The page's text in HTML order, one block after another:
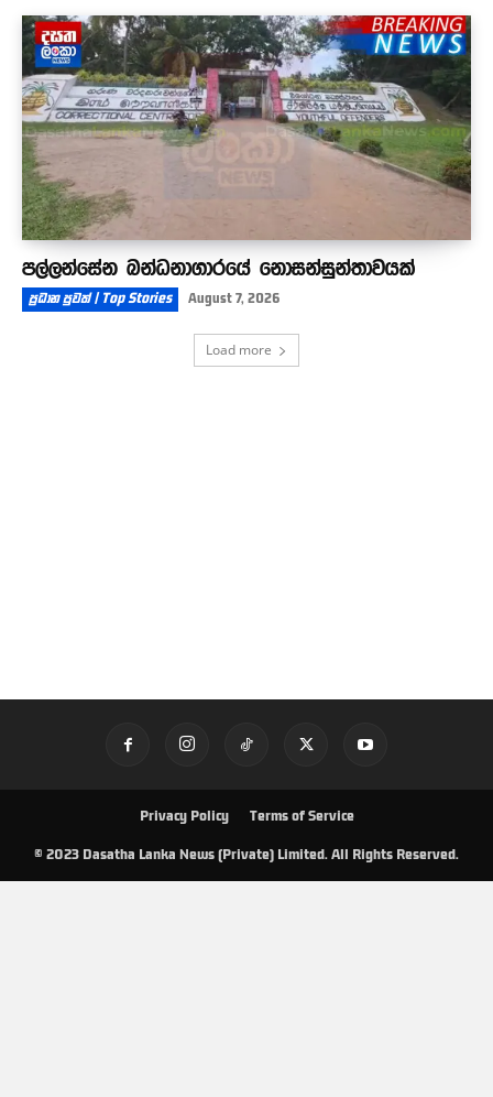
පල්ලන්සේන බන්ධනාගාරයේ නොසන්සුන්තාවයක්
ප්‍රධාන පුවත් | Top Stories August 7, 2026
Load more
Privacy Policy Terms of Service
© 2023 Dasatha Lanka News (Private) Limited. All Rights Reserved.